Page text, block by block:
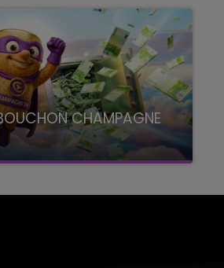
CHAMPAGNE
Champagne FM, à 8H10